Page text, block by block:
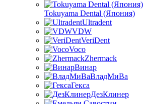
Tokuyama Dental (Япония)
Ultradent
VDW
VeriDent
Voco
Zhermack
Винар
ВладМиВа
Гекса
ДезКлинер